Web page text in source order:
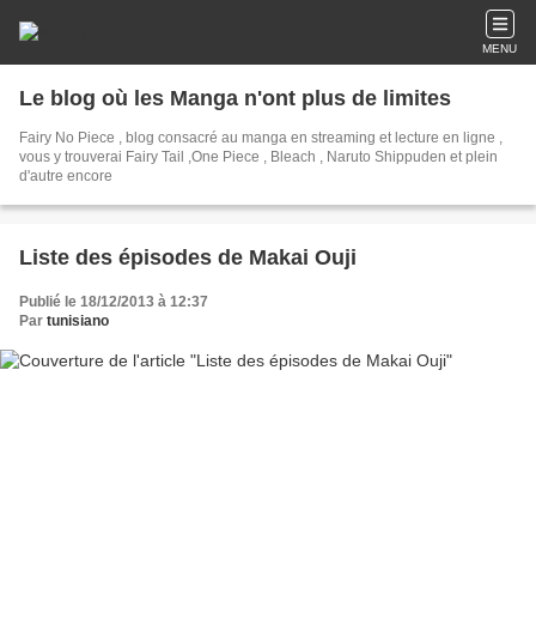
MENU
Le blog où les Manga n'ont plus de limites
Fairy No Piece , blog consacré au manga en streaming et lecture en ligne ,
vous y trouverai Fairy Tail ,One Piece , Bleach , Naruto Shippuden et plein
d'autre encore
Liste des épisodes de Makai Ouji
Publié le 18/12/2013 à 12:37
Par tunisiano